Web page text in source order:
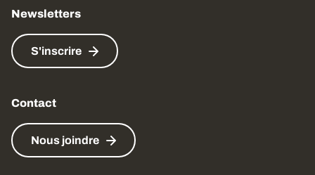
Newsletters
S'inscrire
Contact
Nous joindre